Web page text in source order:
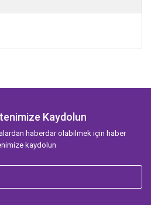
Kaydolun
haberdar olabilmek için haber
kaydolun